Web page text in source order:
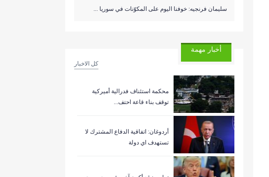
سليمان فرنجيه: خوفنا اليوم على المكوّنات في سوريا ...
أخبار مهمة
كل الاخبار
‏محكمة استئناف فدرالية أميركية
توقف بناء قاعة احتف...
أردوغان: اتفاقية الدفاع المشترك لا
تستهدف اي دولة